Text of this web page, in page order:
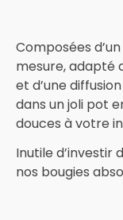
Composées
mesure, adapté
et d’une
dans un joli pot
douces à votre
Inutile d’investir
nos bougies